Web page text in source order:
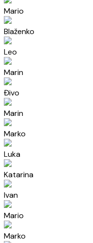
Mario
Blaženko
Leo
Marin
Đivo
Marin
Marko
Luka
Katarina
Ivan
Mario
Marko